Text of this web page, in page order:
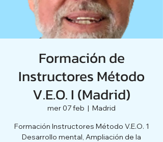
Formación de
Instructores Método
V.E.O. I (Madrid)
mer 07 feb
  |
Madrid
Formación Instructores Método V.E.O. 1
Desarrollo mental, Ampliación de la